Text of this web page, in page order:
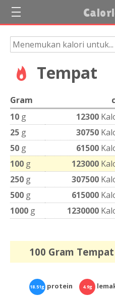
Tempat
Gram
10 g 12300
25 g 30750
50 g 61500
100 g 123000
250 g 307500
500 g 615000
1000 g 1230000
100 Gram Tempat
18.51gprotein 4.9g